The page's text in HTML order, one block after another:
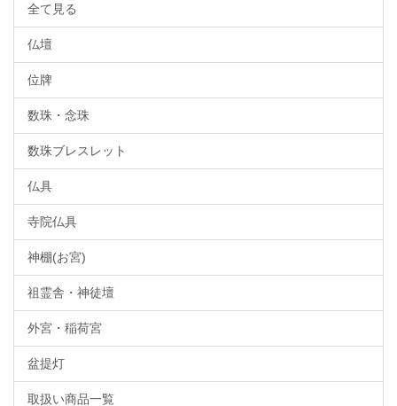
全て見る
仏壇
位牌
数珠・念珠
数珠ブレスレット
仏具
寺院仏具
神棚(お宮)
祖霊舎・神徒壇
外宮・稲荷宮
盆提灯
取扱い商品一覧